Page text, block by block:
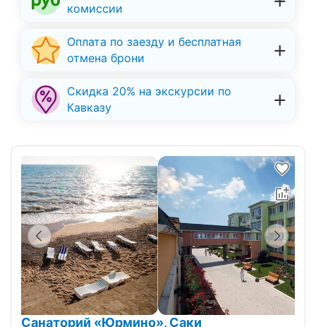
комиссии
Оплата по заезду и бесплатная
отмена брони
Скидка 20% на экскурсии по
Кавказу
Санаторий «Юрмино», Саки